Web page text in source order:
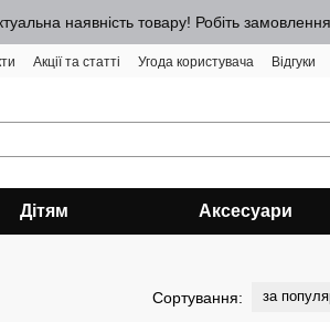
наявність товару! Робіть
Акції та статті Угода користувача Відгуки
Дітям Аксесуари
Сортування: за